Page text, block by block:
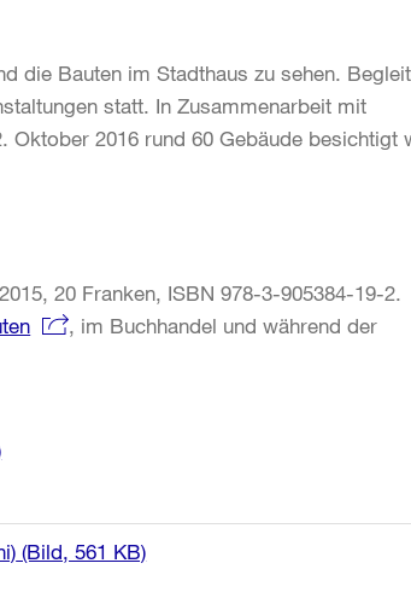
die Bauten im Stadthaus zu sehen.
statt. In Zusammenarbeit mit
Oktober 2016 rund 60 Gebäude besichtigt
20 Franken, ISBN 978-3-905384-19-2.
, im Buchhandel und während der
(Bild, 561 KB)